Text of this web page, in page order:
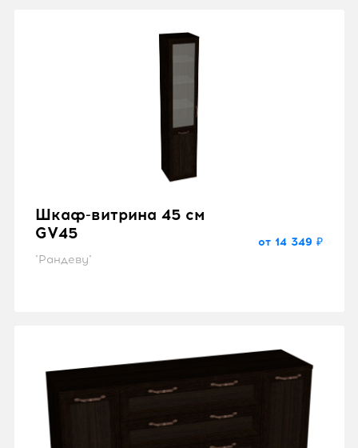
Шкаф-витрина 45 см
GV45
"Рандеву"
от 14 349 ₽